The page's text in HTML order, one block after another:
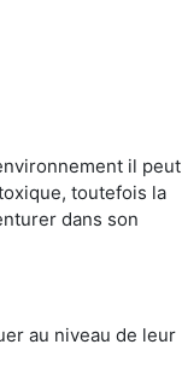
il peut
toutefois la
dans son
au niveau de leur